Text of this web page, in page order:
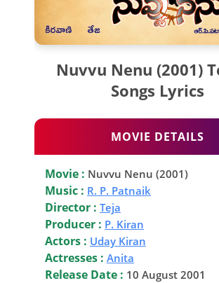
Nuvvu Nenu (2001)
Songs Lyrics
MOVIE DETAILS
Movie : Nuvvu Nenu (2001)
Music : R. P. Patnaik
Director : Teja
Producer : P. Kiran
Actors : Uday Kiran
Actresses : Anita
Release Date : 10 August 2001